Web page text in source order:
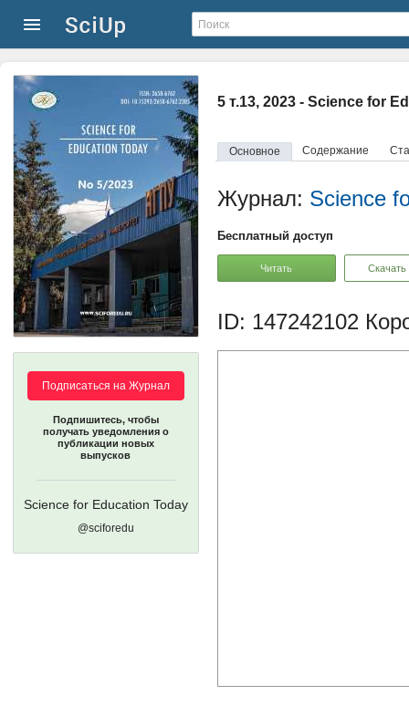
5 т.13, 2023 - Science for
Основное Содержание
Подписаться на Журнал
Подпишитесь, чтобы
получать уведомления о
публикации новых
выпусков
Science for Education Today
@sciforedu
Журнал: Science
Бесплатный доступ
Читать Скачать
ID: 147242102